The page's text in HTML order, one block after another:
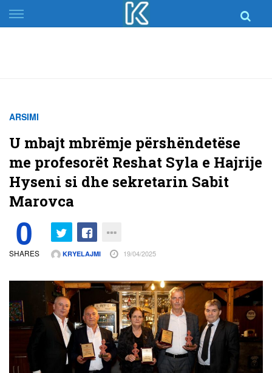
Skip
to
ARSIMI
U mbajt mbrëmje përshëndetëse
me profesorët Reshat Syla e Hajrije
Hyseni si dhe sekretarin Sabit
Marovca
0
SHARES KRYELAJMI 19/04/2025